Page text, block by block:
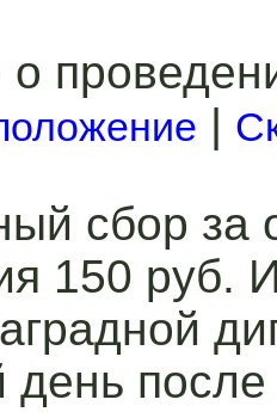
|
сбор за
150 руб.